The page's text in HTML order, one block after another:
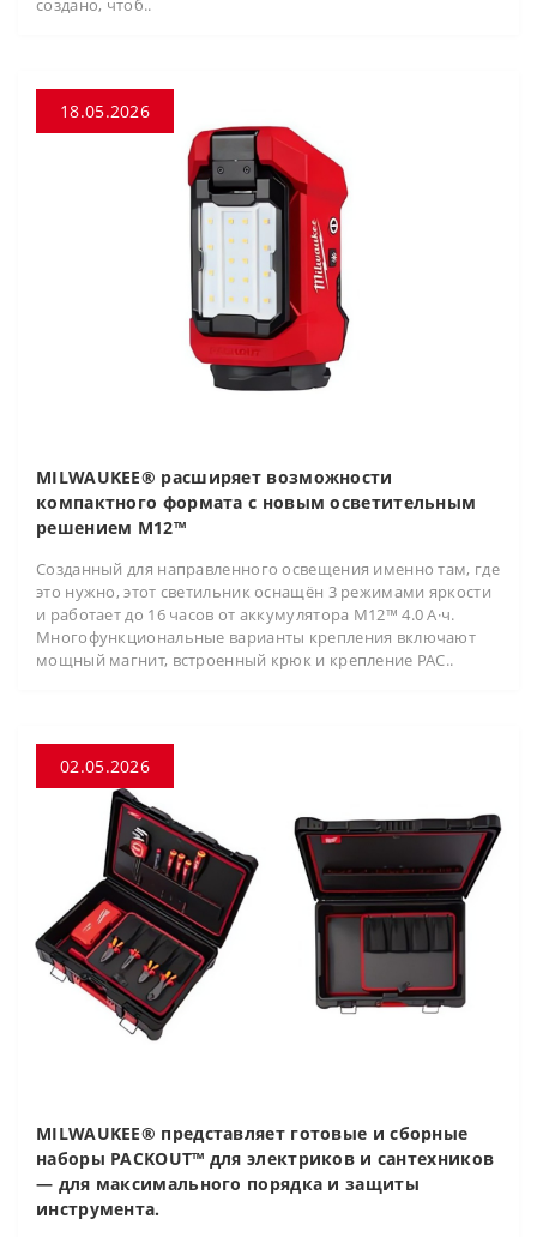
создано, чтоб..
18.05.2026
MILWAUKEE® расширяет возможности
компактного формата с новым осветительным
решением M12™
Созданный для направленного освещения именно там, где
это нужно, этот светильник оснащён 3 режимами яркости
и работает до 16 часов от аккумулятора M12™ 4.0 А·ч.
Многофункциональные варианты крепления включают
мощный магнит, встроенный крюк и крепление PAC..
02.05.2026
MILWAUKEE® представляет готовые и сборные
наборы PACKOUT™ для электриков и сантехников
— для максимального порядка и защиты
инструмента.